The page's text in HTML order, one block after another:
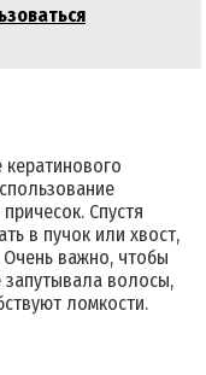
Спустя
в пучок или хвост,
важно, чтобы
запутывала волосы,
ломкости.